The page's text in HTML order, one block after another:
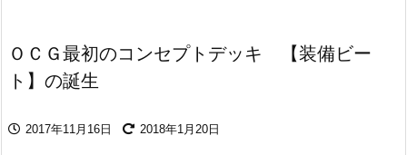
ＯＣＧ最初のコンセプトデッキ 【装備ビー
ト】の誕生
2017年11月16日 2018年1月20日